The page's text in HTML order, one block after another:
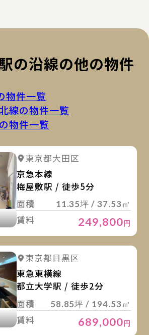
の沿線の他の物件
物件一覧
線の物件一覧
物件一覧
詳細を見る
東京都大田区
京急本線
梅屋敷駅 / 徒歩5分
面積
11.35坪 / 37.53㎡
賃料 249,800円
詳細を見る
東京都目黒区
東急東横線
都立大学駅 / 徒歩2分
面積
58.85坪 / 194.53㎡
賃料 689,000円